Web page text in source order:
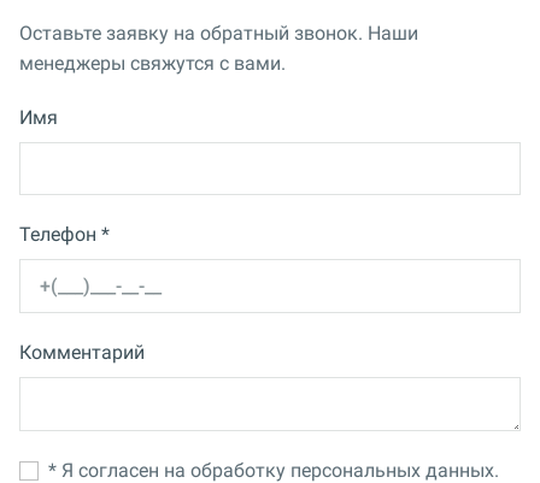
Оставьте заявку на обратный звонок. Наши
менеджеры свяжутся с вами.
Имя
Телефон *
Комментарий
* Я согласен на обработку персональных данных.